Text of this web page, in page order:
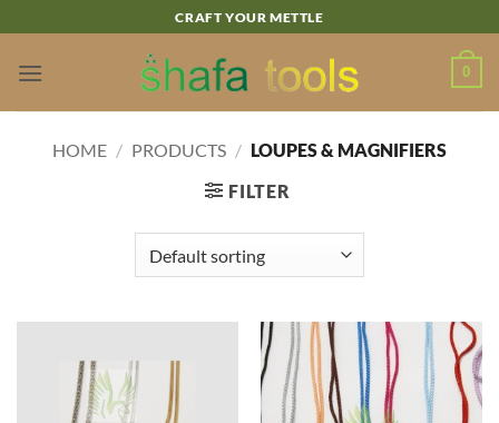
to
content
CRAFT YOUR METTLE
0
HOME / PRODUCTS / LOUPES & MAGNIFIERS
FILTER